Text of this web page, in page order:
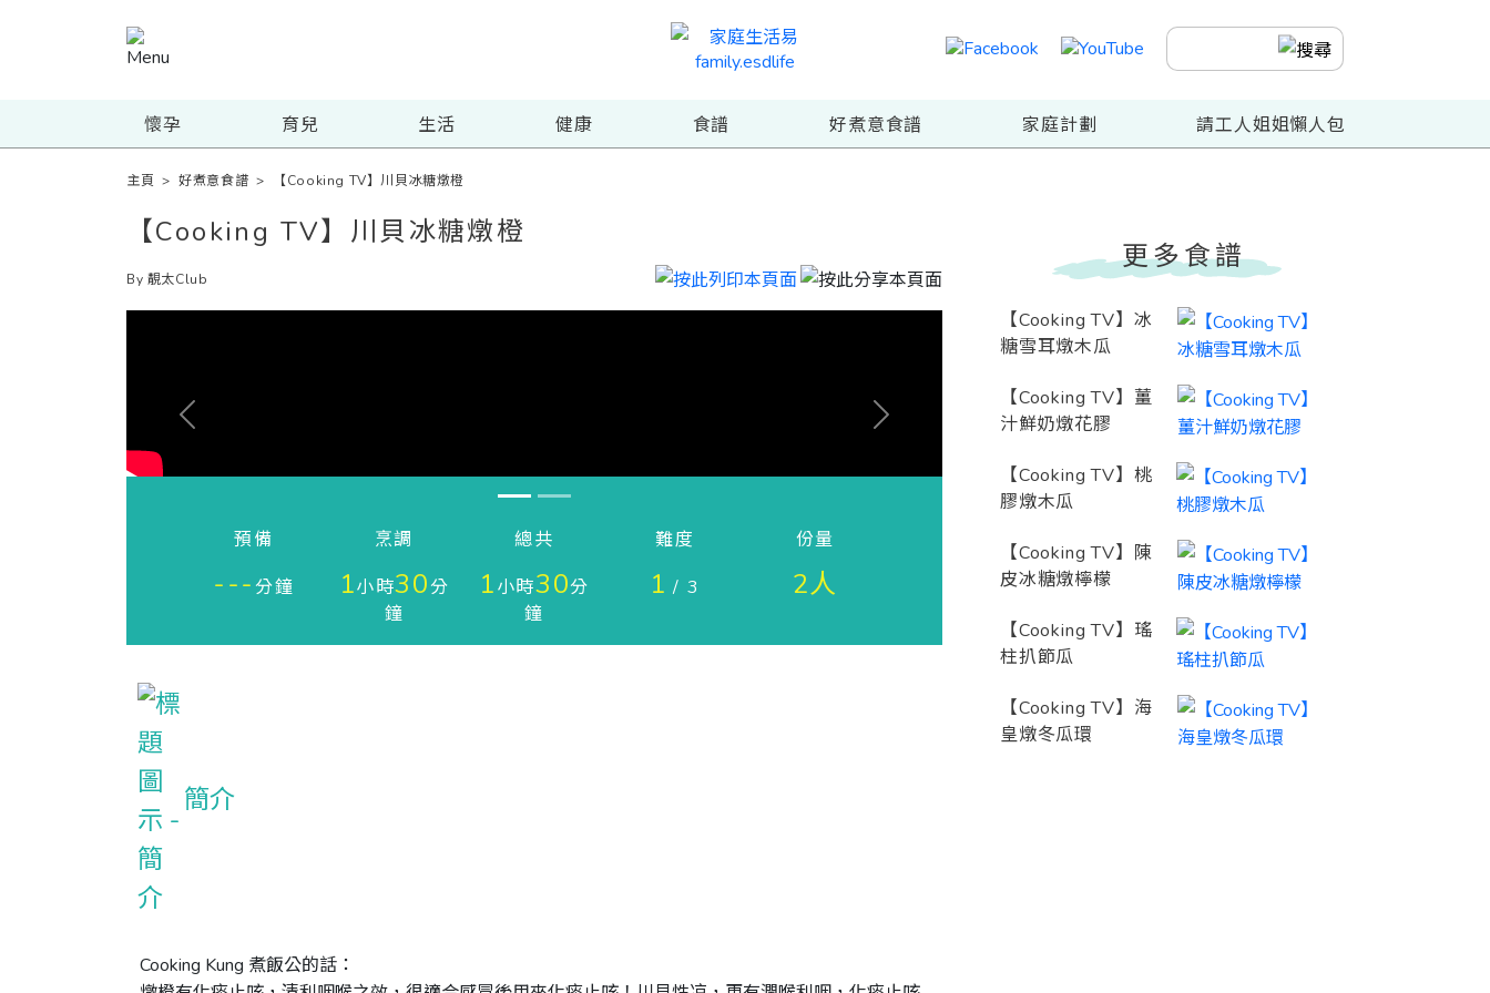
懷孕 育兒 生活 健康 食譜 好煮意食譜 家庭計劃 請工人姐姐懶人包
主頁 >好煮意食譜 > 【Cooking TV】川貝冰糖燉橙
【Cooking TV】川貝冰糖燉橙
By 靚太Club
Previous Next
預備
---分鐘
烹調
1小時30分
鐘
總共
1小時30分
鐘
難度
1 / 3
份量
2人
簡介
Cooking Kung 煮飯公的話：
更多食譜
【Cooking TV】冰
糖雪耳燉木瓜
【Cooking TV】薑
汁鮮奶燉花膠
【Cooking TV】桃
膠燉木瓜
【Cooking TV】陳
皮冰糖燉檸檬
【Cooking TV】瑤
柱扒節瓜
【Cooking TV】海
皇燉冬瓜環